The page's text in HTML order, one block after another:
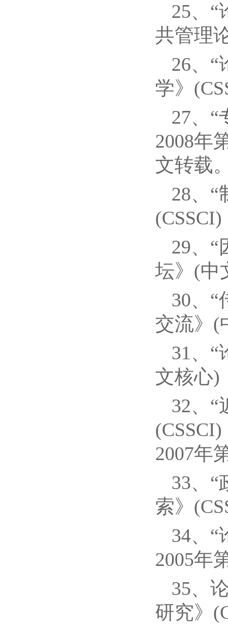
25、“
共管理
26、“
学》
27、“
2008年
文转载
28、“
29、“
坛》(中
30、“
交流》(
31、“
文核心)
32、“
2007年
33、“
索》
34、“
2005年
35、
研究》